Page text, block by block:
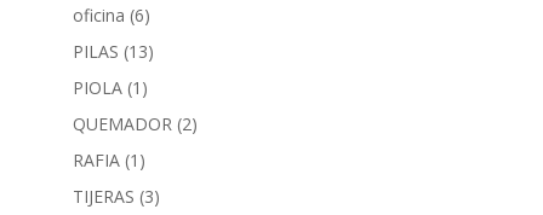
oficina (6)
PILAS (13)
PIOLA (1)
QUEMADOR (2)
RAFIA (1)
TIJERAS (3)